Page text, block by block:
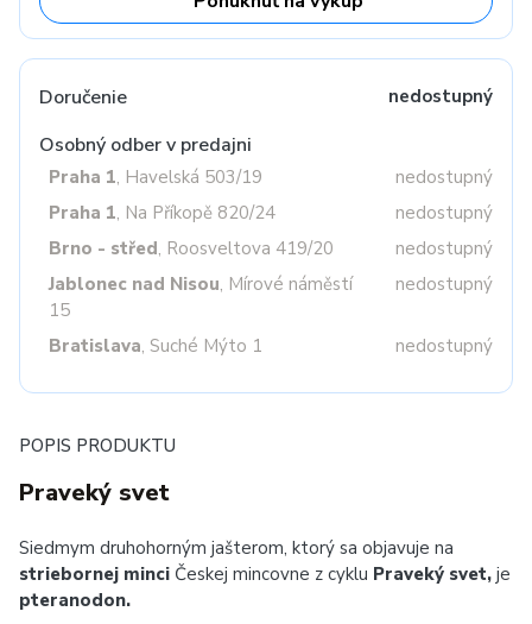
Doručenie nedostupný
Osobný odber v predajni
Praha 1, Havelská 503/19
nedostupný
Praha 1, Na Příkopě 820/24
nedostupný
Brno - střed, Roosveltova 419/20
nedostupný
Jablonec nad Nisou, Mírové náměstí
15
nedostupný
Bratislava, Suché Mýto 1 nedostupný
POPIS PRODUKTU
Praveký svet
Siedmym druhohorným jašterom, ktorý sa objavuje na
striebornej minci Českej mincovne z cyklu Praveký svet, je
pteranodon.